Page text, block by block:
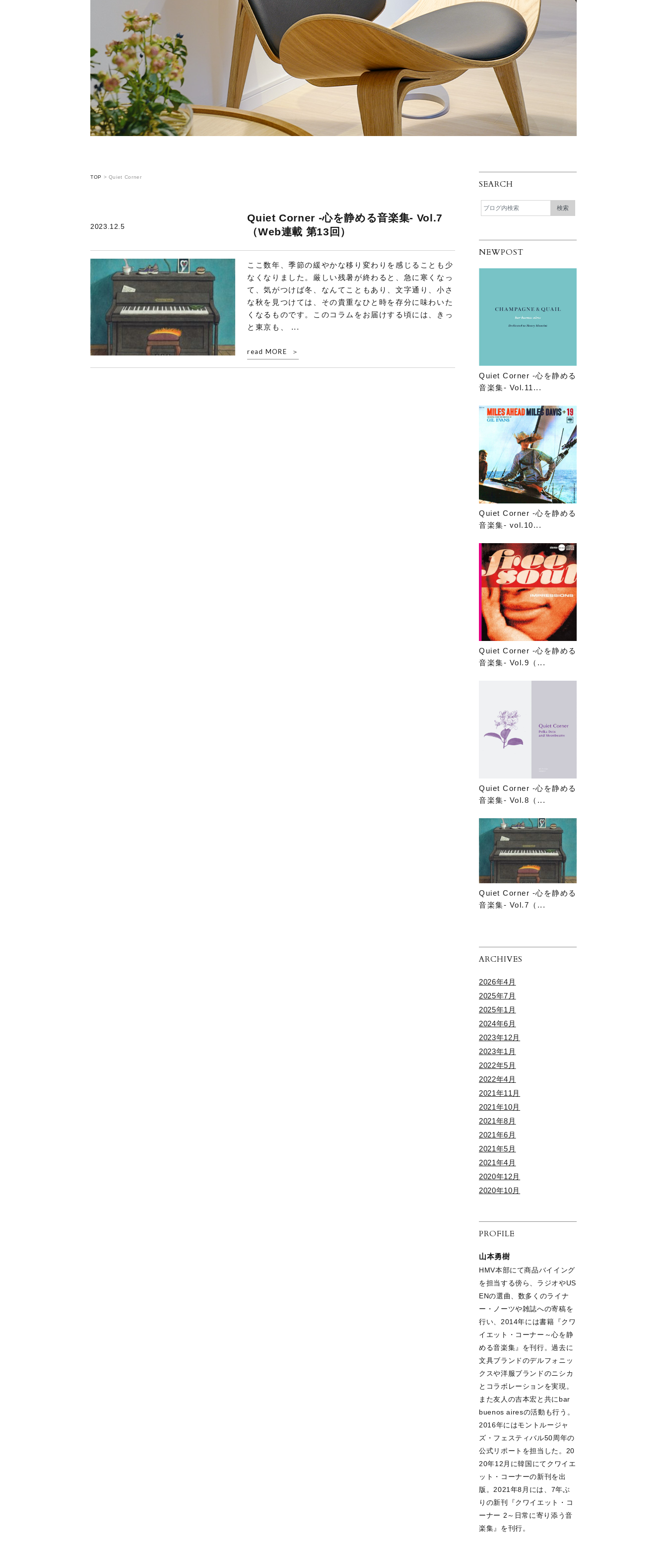
TOP > Quiet Corner
2023.12.5
Quiet Corner -心を静める音楽集- Vol.7
（Web連載 第13回）
ここ数年、季節の緩やかな移り変わりを感じることも少
なくなりました。厳しい残暑が終わると、急に寒くなっ
て、気がつけば冬、なんてこともあり、文字通り、小さ
な秋を見つけては、その貴重なひと時を存分に味わいた
くなるものです。このコラムをお届けする頃には、きっ
と東京も、 ...
read MORE
SEARCH
NEWPOST
Quiet Corner -心を静める
音楽集- Vol.11...
Quiet Corner -心を静める
音楽集- vol.10...
Quiet Corner -心を静める
音楽集- Vol.9（...
Quiet Corner -心を静める
音楽集- Vol.8（...
Quiet Corner -心を静める
音楽集- Vol.7（...
ARCHIVES
2026年4月
2025年7月
2025年1月
2024年6月
2023年12月
2023年1月
2022年5月
2022年4月
2021年11月
2021年10月
2021年8月
2021年6月
2021年5月
2021年4月
2020年12月
2020年10月
PROFILE
山本勇樹
HMV本部にて商品バイイング
を担当する傍ら、ラジオやUS
ENの選曲、数多くのライナ
ー・ノーツや雑誌への寄稿を
行い、2014年には書籍『クワ
イエット・コーナー～心を静
める音楽集』を刊行。過去に
文具ブランドのデルフォニッ
クスや洋服ブランドのニシカ
とコラボレーションを実現。
また友人の吉本宏と共にbar
buenos airesの活動も行う。
2016年にはモントルージャ
ズ・フェスティバル50周年の
公式リポートを担当した。20
20年12月に韓国にてクワイエ
ット・コーナーの新刊を出
版。2021年8月には、7年ぶ
りの新刊『クワイエット・コ
ーナー 2～日常に寄り添う音
楽集』を刊行。